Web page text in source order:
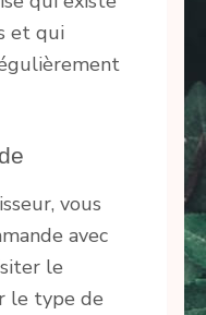
et qui
vous
avec
le
le type de